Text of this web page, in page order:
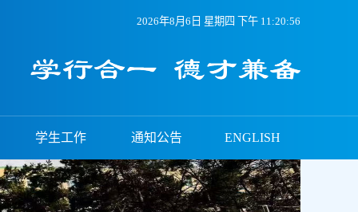
2026年8月6日 星期四 下午 11:20:56
学生工作 通知公告 ENGLISH